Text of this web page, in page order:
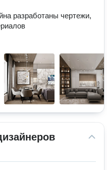
разработаны чертежи,